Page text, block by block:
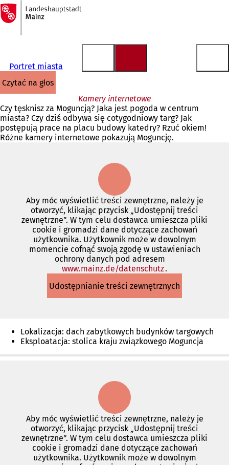
Przejdź do treści
Do
strony
głównej
Portret miasta
czytać na głos
Kamery internetowe
Czy tęsknisz za Moguncją? Jaka jest pogoda w centrum
miasta? Czy dziś odbywa się cotygodniowy targ? Jak
postępują prace na placu budowy katedry? Rzuć okiem!
Różne kamery internetowe pokazują Moguncję.
Aby móc wyświetlić treści zewnętrzne, należy je
otworzyć, klikając przycisk „Udostępnij treści
zewnętrzne”. W tym celu dostawca umieszcza pliki
cookie i gromadzi dane dotyczące zachowań
użytkownika. Użytkownik może w dowolnym
momencie cofnąć swoją zgodę w ustawieniach
ochrony danych pod adresem
www.mainz.de/datenschutz(Otwiera
w
nowej
.
Udostępnianie treści zewnętrznych
Lokalizacja: dach zabytkowych budynków targowych
Eksploatacja: stolica kraju związkowego Moguncja
Aby móc wyświetlić treści zewnętrzne, należy je
otworzyć, klikając przycisk „Udostępnij treści
zewnętrzne”. W tym celu dostawca umieszcza pliki
cookie i gromadzi dane dotyczące zachowań
użytkownika. Użytkownik może w dowolnym